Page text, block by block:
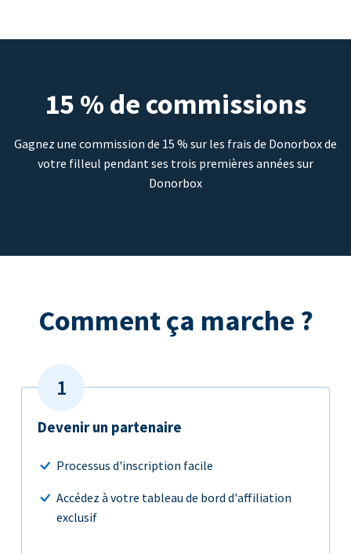
15 % de commissions
Gagnez une commission de 15 % sur les frais de Donorbox de
votre filleul pendant ses trois premières années sur
Donorbox
Comment ça marche ?
Devenir un partenaire
Processus d'inscription facile
Accédez à votre tableau de bord d'affiliation
exclusif